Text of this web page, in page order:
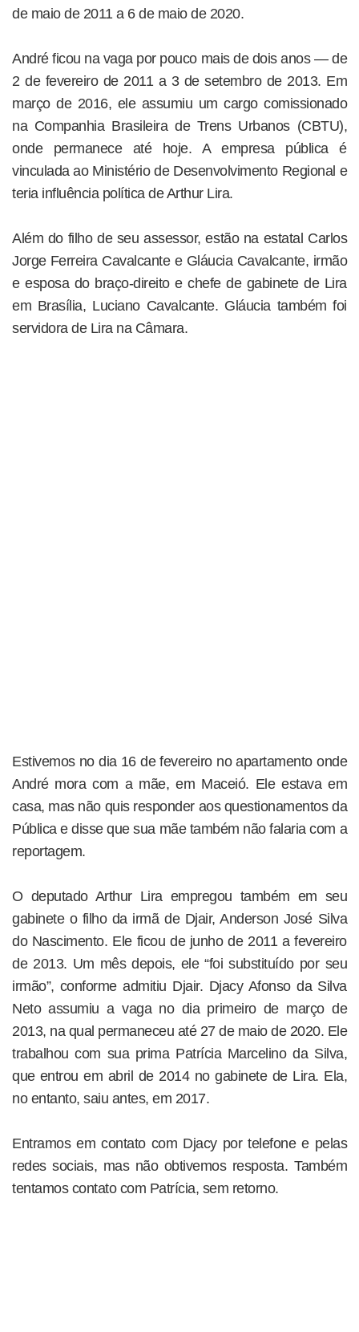
de maio de 2011 a 6 de maio de 2020.
André ficou na vaga por pouco mais de dois anos — de
2 de fevereiro de 2011 a 3 de setembro de 2013. Em
março de 2016, ele assumiu um cargo comissionado
na Companhia Brasileira de Trens Urbanos (CBTU),
onde permanece até hoje. A empresa pública é
vinculada ao Ministério de Desenvolvimento Regional e
teria influência política de Arthur Lira.
Além do filho de seu assessor, estão na estatal Carlos
Jorge Ferreira Cavalcante e Gláucia Cavalcante, irmão
e esposa do braço-direito e chefe de gabinete de Lira
em Brasília, Luciano Cavalcante. Gláucia também foi
servidora de Lira na Câmara.
Estivemos no dia 16 de fevereiro no apartamento onde
André mora com a mãe, em Maceió. Ele estava em
casa, mas não quis responder aos questionamentos da
Pública e disse que sua mãe também não falaria com a
reportagem.
O deputado Arthur Lira empregou também em seu
gabinete o filho da irmã de Djair, Anderson José Silva
do Nascimento. Ele ficou de junho de 2011 a fevereiro
de 2013. Um mês depois, ele “foi substituído por seu
irmão”, conforme admitiu Djair. Djacy Afonso da Silva
Neto assumiu a vaga no dia primeiro de março de
2013, na qual permaneceu até 27 de maio de 2020. Ele
trabalhou com sua prima Patrícia Marcelino da Silva,
que entrou em abril de 2014 no gabinete de Lira. Ela,
no entanto, saiu antes, em 2017.
Entramos em contato com Djacy por telefone e pelas
redes sociais, mas não obtivemos resposta. Também
tentamos contato com Patrícia, sem retorno.